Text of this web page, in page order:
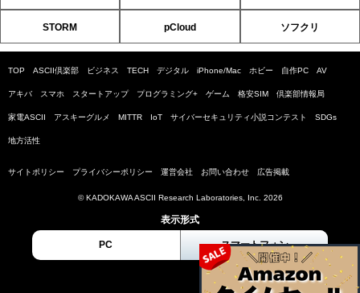
STORM pCloud ソフクリ
TOP ASCII倶楽部 ビジネス TECH デジタル iPhone/Mac ホビー 自作PC AV
アキバ スマホ スタートアップ プログラミング+ ゲーム 格安SIM 倶楽部情報局
家電ASCII アスキーグルメ MITTR IoT サイバーセキュリティ小説コンテスト SDGs
地方活性
サイトポリシー プライバシーポリシー 運営会社 お問い合わせ 広告掲載
© KADOKAWA ASCII Research Laboratories, Inc. 2026
表示形式
PC スマートフォン